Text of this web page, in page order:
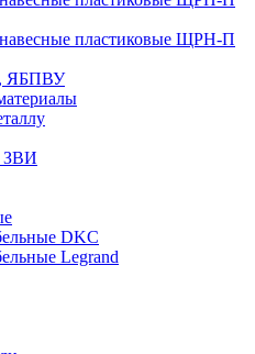
пластиковые ЩРН-П
ЯБПВУ
ЗВИ
DKC
Legrand